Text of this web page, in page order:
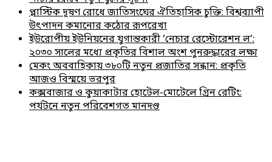
প্লাস্টিক দূষণ রোধে জাতিসংঘের ঐতিহাসিক চুক্তি: বিশ্বব্যাপী
উৎপাদন কমানোর কঠোর রূপরেখা
ইউরোপীয় ইউনিয়নের যুগান্তকারী ‘নেচার রেস্টোরেশন ল’:
২০৩০ সালের মধ্যে প্রকৃতির বিশাল অংশ পুনরুদ্ধারের লক্ষ্য
মেকং অববাহিকায় ৩৮০টি নতুন প্রজাতির সন্ধান: প্রকৃতি
আজও বিস্ময়ে ভরপুর
কক্সবাজার ও কুয়াকাটার হোটেল-মোটেলে গ্রিন রেটিং:
পর্যটনে নতুন পরিবেশগত মানদণ্ড